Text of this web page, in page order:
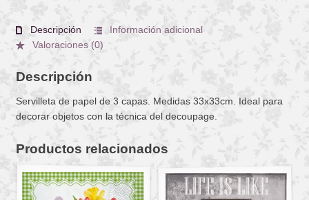
Descripción
Información adicional
Valoraciones (0)
Descripción
Servilleta de papel de 3 capas. Medidas 33x33cm. Ideal para
decorar objetos con la técnica del decoupage.
Productos relacionados